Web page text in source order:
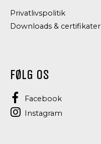
Privatlivspolitik
Downloads & certifikater
FØLG OS
Facebook
Instagram